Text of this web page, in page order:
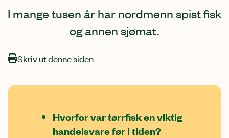
I mange tusen år har nordmenn spist fisk
og annen sjømat.
Skriv ut denne siden
Hvorfor var tørrfisk en viktig
handelsvare før i tiden?